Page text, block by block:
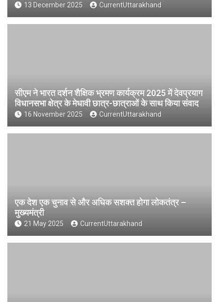
13 December 2025 CurrentUttarakhand
सीएम ने भारत दर्शन शैक्षिक भ्रमण कार्यक्रम 2025 में देवप्रयाग
विधानसभा क्षेत्र के मेधावी छात्र-छात्राओं के साथ किया संवाद
16 November 2025 CurrentUttarakhand
एक देश एक चुनाव से और अधिक सशक्त होगा लोकतंत्र –
मुख्यमंत्री
21 May 2025 CurrentUttarakhand